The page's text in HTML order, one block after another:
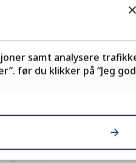
var
og i
på vei
samt analysere
før du klikker på “Jeg